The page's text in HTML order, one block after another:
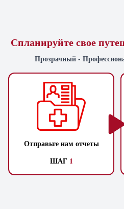
Спланируйте свое
Прозрачный -
Отправьте нам отчеты
ШАГ 1